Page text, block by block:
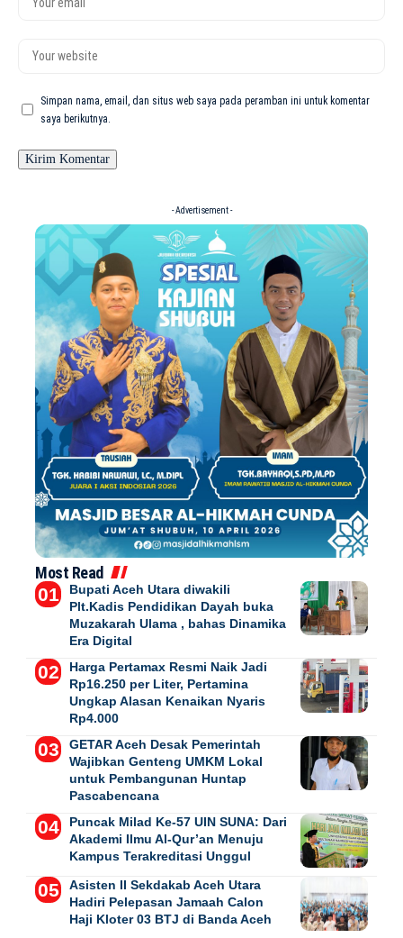
Simpan nama, email, dan situs web saya pada peramban ini untuk komentar
saya berikutnya.
- Advertisement -
Most Read
Bupati Aceh Utara diwakili
Plt.Kadis Pendidikan Dayah buka
Muzakarah Ulama , bahas Dinamika
Era Digital
Harga Pertamax Resmi Naik Jadi
Rp16.250 per Liter, Pertamina
Ungkap Alasan Kenaikan Nyaris
Rp4.000
GETAR Aceh Desak Pemerintah
Wajibkan Genteng UMKM Lokal
untuk Pembangunan Huntap
Pascabencana
Puncak Milad Ke-57 UIN SUNA: Dari
Akademi Ilmu Al-Qur’an Menuju
Kampus Terakreditasi Unggul
Asisten II Sekdakab Aceh Utara
Hadiri Pelepasan Jamaah Calon
Haji Kloter 03 BTJ di Banda Aceh